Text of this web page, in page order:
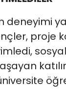
deneyimi
proje